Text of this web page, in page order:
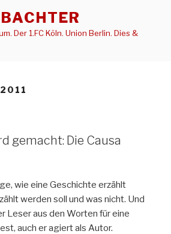
Der 1.FC Köln. Union Berlin. Dies &
gemacht: Die Causa
wie eine Geschichte erzählt
werden soll und was nicht. Und
Leser aus den Worten für eine
auch er agiert als Autor.